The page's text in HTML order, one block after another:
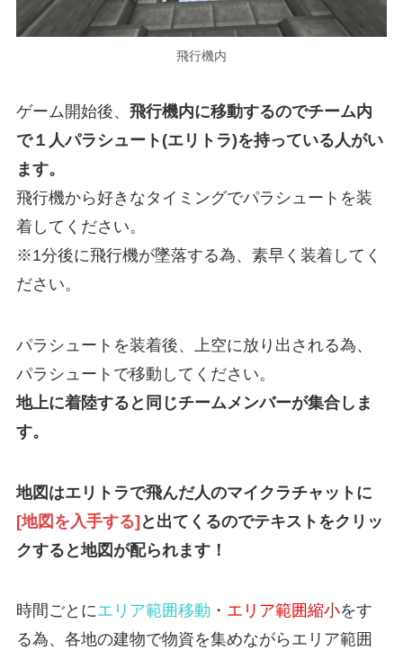
飛行機内
ゲーム開始後、 飛行機内に移動するのでチーム内
で１人パラシュート(エリトラ)を持っている人がい
ます。
飛行機から好きなタイミングでパラシュートを装
着してください。
※1分後に飛行機が墜落する為、素早く装着してく
ださい。
パラシュートを装着後、上空に放り出される為、
パラシュートで移動してください。
地上に着陸すると同じチームメンバーが集合しま
す。
地図はエリトラで飛んだ人のマイクラチャットに
[地図を入手する] と出てくるのでテキストをクリッ
クすると地図が配られます！
時間ごとにエリア範囲移動 ・ エリア範囲縮小をす
る為、各地の建物で物資を集めながらエリア範囲